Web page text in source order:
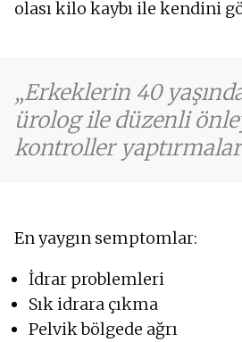
olası kilo kaybı ile kendini
Erkeklerin 40
ürolog ile düzenli
kontroller
En yaygın semptomlar:
İdrar problemleri
Sık idrara çıkma
Pelvik bölgede ağrı